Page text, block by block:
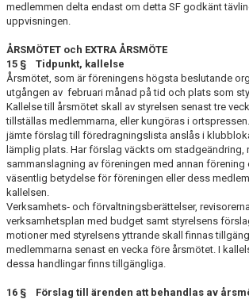
medlemmen delta endast om detta SF godkänt
uppvisningen.
ÅRSMÖTET och EXTRA ÅRSMÖTE
15 § Tidpunkt, kallelse
Årsmötet, som är föreningens högsta beslutande
utgången av februari månad på tid och plats som
Kallelse till årsmötet skall av styrelsen senast tre
tillställas med­lemmarna, eller kungöras i
jämte förslag till före­dragningslista anslås i
lämplig plats. Har förslag väckts om stadgeändring,
sammanslagning av föreningen med annan förening
väsentlig betydelse för föreningen eller dess
kallel­sen.
Verksamhets‑ och förvaltningsberättelser,
verksamhetsplan med budget samt styrelsens
motioner med styrelsens yttrande skall finnas
medlemmarna senast en vecka före årsmötet. I
dessa handlingar finns tillgängliga.
16 § Förslag till ärenden att behandlas av